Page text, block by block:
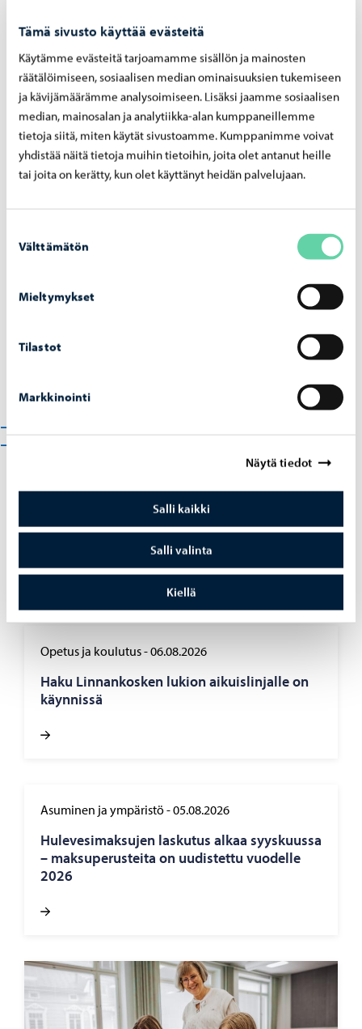
Tämä sivusto käyttää evästeitä
Käytämme evästeitä tarjoamamme sisällön ja mainosten
räätälöimiseen, sosiaalisen median ominaisuuksien tukemiseen
ja kävijämäärämme analysoimiseen. Lisäksi jaamme sosiaalisen
median, mainosalan ja analytiikka-alan kumppaneillemme
tietoja siitä, miten käytät sivustoamme. Kumppanimme voivat
yhdistää näitä tietoja muihin tietoihin, joita olet antanut heille
tai joita on kerätty, kun olet käyttänyt heidän palvelujaan.
valinta
Välttämätön
Mieltymykset
Tilastot
Markkinointi
Näytä tiedot
Salli kaikki
Salli valinta
Kiellä
kohti ympäristöministeriön sekä työ- ja
elinkeinoministeriön luotsaamaa kansallista
kiertotalouden green dealiä.
– Rakennettu ympäristö ja siihen liittyvä kiertotalous ovat
lähtökohta kaupungin kestävälle kasvulle. Kaupungin
sitoumus kohdistuukin maamassojen kiertotalouteen sekä
siten myös tilojen käyttöasteen nostamiseen, kertoo
arviointiryhmä arvioi kaupungin sitoumusta suhteessa
kansallisiin tavoitteisiin. Arviointiryhmän suositusten
kaupungin sitoumuksen tai ehdottavat sitoumukseen
Jaa LinkedInJaa WhatsApp
Aiheeseen liittyvät uutiset
Opetus ja koulutus-06.08.2026
Haku Lin­nan­kos­ken lu­kion ai­kuis­lin­jal­le on
käyn­nis­sä
Asuminen ja ympäristö-05.08.2026
Hu­le­ve­si­mak­su­jen las­ku­tus alkaa syys­kuus­sa
– mak­su­pe­rus­tei­ta on uu­dis­tet­tu vuo­del­le
2026